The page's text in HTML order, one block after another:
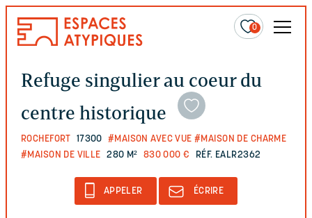
0
Refuge singulier au coeur du
centre historique
ROCHEFORT 17300 #MAISON AVEC VUE #MAISON DE CHARME
#MAISON DE VILLE
280 M² 830 000 € RÉF. EALR2362
APPELER ÉCRIRE